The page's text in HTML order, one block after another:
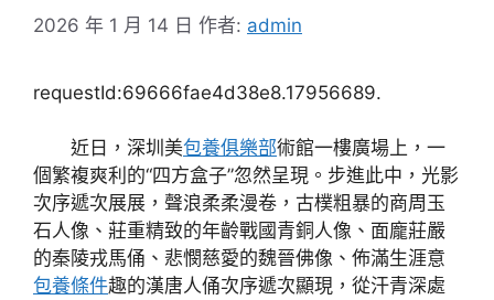
2026 年 1 月 14 日 作者: admin
requestId:69666fae4d38e8.17956689.
近日，深圳美包養俱樂部術館一樓廣場上，一
個繁複爽利的“四方盒子”忽然呈現。步進此中，光影
次序遞次展展，聲浪柔柔漫卷，古樸粗暴的商周玉
石人像、莊重精致的年齡戰國青銅人像、面龐莊嚴
的秦陵戎馬俑、悲憫慈愛的魏晉佛像、佈滿生涯意
包養條件趣的漢唐人俑次序遞次顯現，從汗青深處